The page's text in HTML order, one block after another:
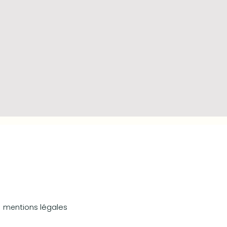
mentions légales